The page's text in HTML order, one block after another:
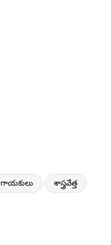
గాయకులు శాస్త్రవేత్త